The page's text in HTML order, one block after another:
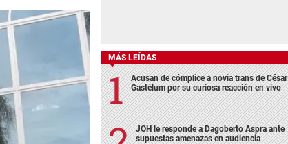
MÁS LEÍDAS
Acusan de cómplice a novia trans de César
Gastélum por su curiosa reacción en vivo
JOH le responde a Dagoberto Aspra ante
supuestas amenazas en audiencia